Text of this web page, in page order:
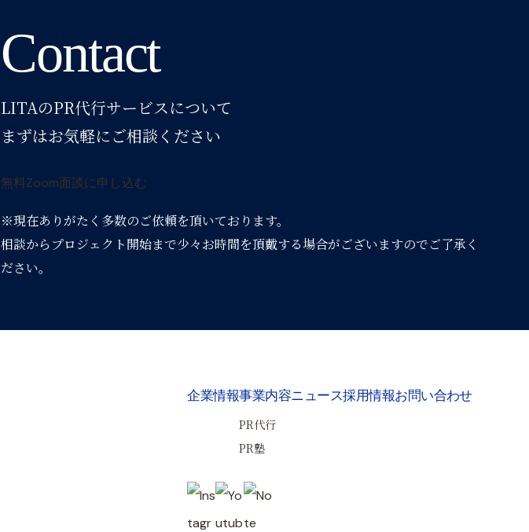
Contact
LITAのPR代行サービスについて
まずはお気軽にご相談ください
無料Zoom面談に申し込む
※現在ありがたく多数のご依頼を頂いております。
相談からプロジェクト開始まで少々お時間を頂戴する場合がございますのでご了承く
ださい。
企業情報事業内容
PR代行
PR塾
ニュース採用情報お問い合わせ